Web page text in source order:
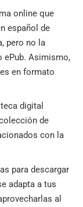
online que
español de
pero no la
ePub. Asimismo,
en formato
digital
de
con la
para descargar
adapta a tus
al